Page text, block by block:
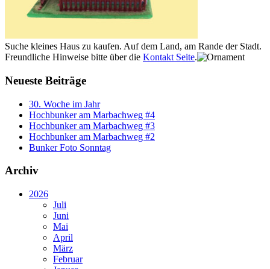
Suche kleines Haus zu kaufen. Auf dem Land, am Rande der Stadt.
Freundliche Hinweise bitte über die Kontakt Seite.
Neueste Beiträge
30. Woche im Jahr
Hochbunker am Marbachweg #4
Hochbunker am Marbachweg #3
Hochbunker am Marbachweg #2
Bunker Foto Sonntag
Archiv
2026
Juli
Juni
Mai
April
März
Februar